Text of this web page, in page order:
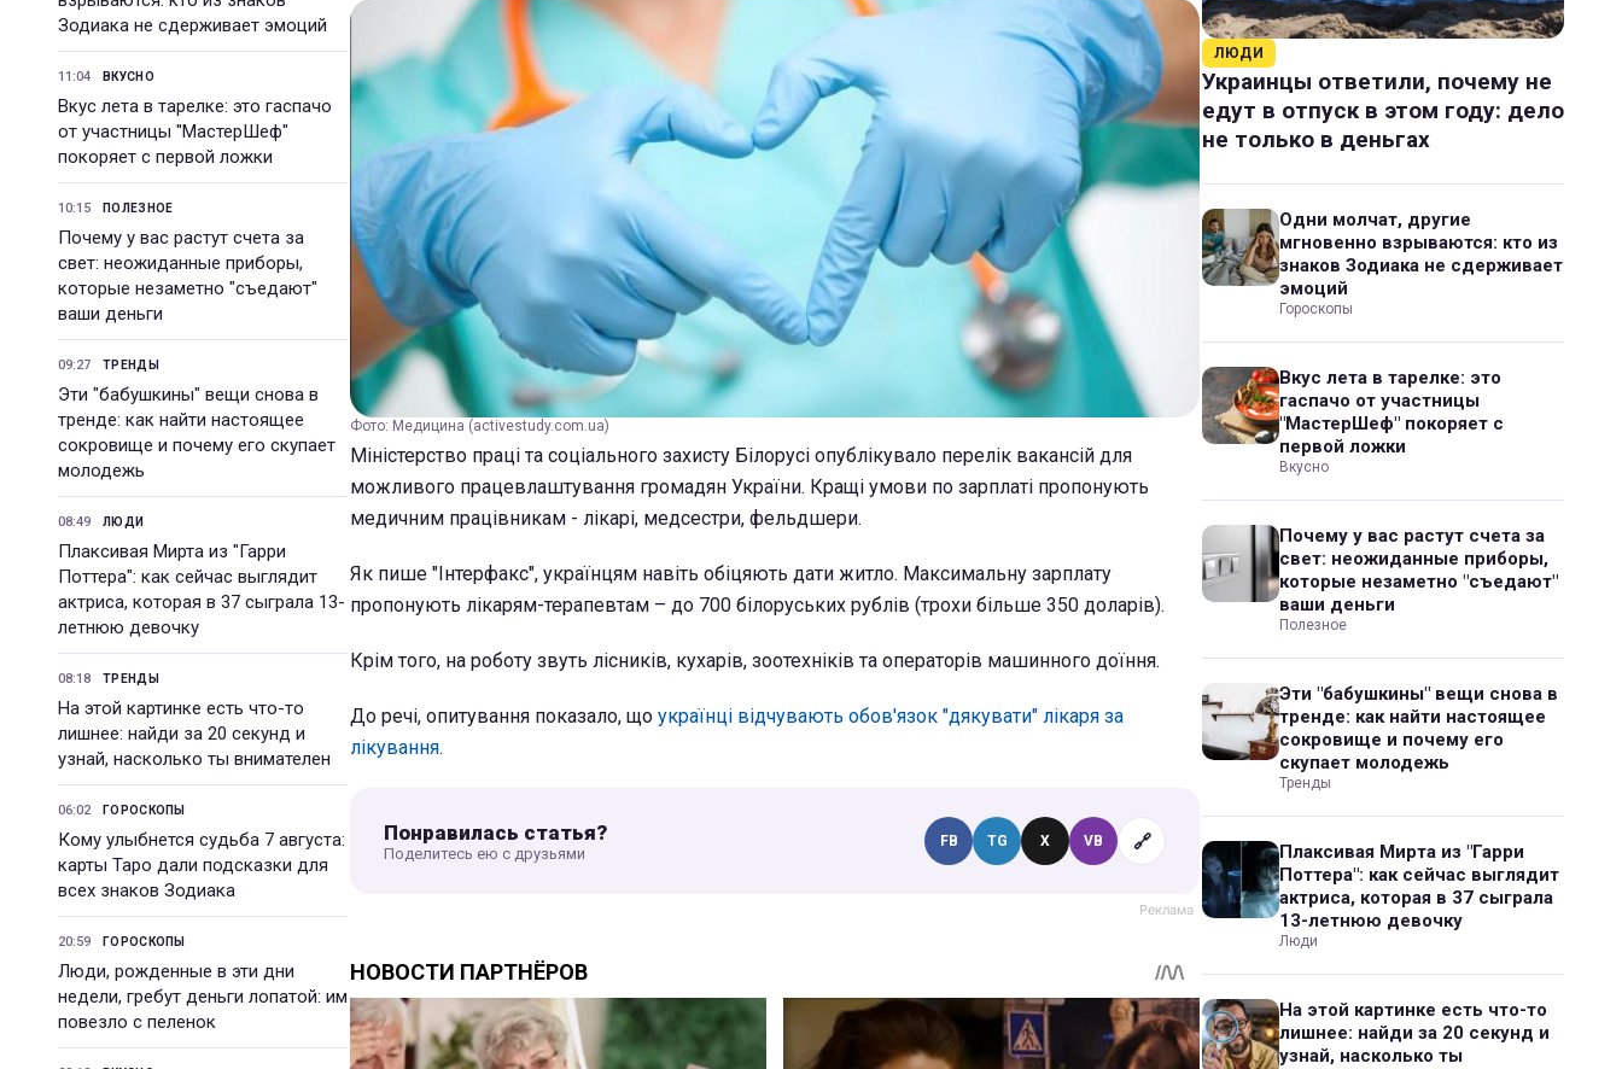
Зодиака не сдерживает эмоций
11:04 ВКУСНО
Вкус лета в тарелке: это гаспачо
от участницы "МастерШеф"
покоряет с первой ложки
10:15 ПОЛЕЗНОЕ
Почему у вас растут счета за
свет: неожиданные приборы,
которые незаметно "съедают"
ваши деньги
09:27 ТРЕНДЫ
Эти "бабушкины" вещи снова в
тренде: как найти настоящее
сокровище и почему его скупает
молодежь
08:49 ЛЮДИ
Плаксивая Мирта из "Гарри
Поттера": как сейчас выглядит
актриса, которая в 37 сыграла 13-
летнюю девочку
08:18 ТРЕНДЫ
На этой картинке есть что-то
лишнее: найди за 20 секунд и
узнай, насколько ты внимателен
06:02 ГОРОСКОПЫ
Кому улыбнется судьба 7 августа:
карты Таро дали подсказки для
всех знаков Зодиака
20:59 ГОРОСКОПЫ
Люди, рожденные в эти дни
недели, гребут деньги лопатой: им
повезло с пеленок
Фото: Медицина (activestudy.com.ua)
Міністерство праці та соціального захисту Білорусі опублікувало перелік вакансій для
можливого працевлаштування громадян України. Кращі умови по зарплаті пропонують
медичним працівникам - лікарі, медсестри, фельдшери.
Як пише "Інтерфакс", українцям навіть обіцяють дати житло. Максимальну зарплату
пропонують лікарям-терапевтам – до 700 білоруських рублів (трохи більше 350 доларів).
Крім того, на роботу звуть лісників, кухарів, зоотехніків та операторів машинного доїння.
До речі, опитування показало, що українці відчувають обов'язок "дякувати" лікаря за
лікування.
Понравилась статья?
Поделитесь ею с друзьями
FB TG X VB 🔗
ЛЮДИ
Украинцы ответили, почему не
едут в отпуск в этом году: дело
не только в деньгах
Одни молчат, другие
мгновенно взрываются: кто из
знаков Зодиака не сдерживает
эмоций
Гороскопы
Вкус лета в тарелке: это
гаспачо от участницы
"МастерШеф" покоряет с
первой ложки
Вкусно
Почему у вас растут счета за
свет: неожиданные приборы,
которые незаметно "съедают"
ваши деньги
Полезное
Эти "бабушкины" вещи снова в
тренде: как найти настоящее
сокровище и почему его
скупает молодежь
Тренды
Плаксивая Мирта из "Гарри
Поттера": как сейчас выглядит
актриса, которая в 37 сыграла
13-летнюю девочку
Люди
На этой картинке есть что-то
лишнее: найди за 20 секунд и
узнай, насколько ты